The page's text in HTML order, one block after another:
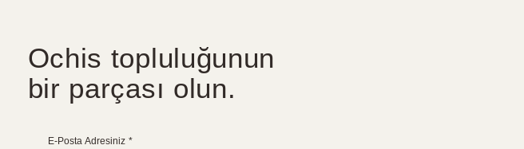
Ochis topluluğunun
bir parçası olun.
E-Posta Adresiniz *